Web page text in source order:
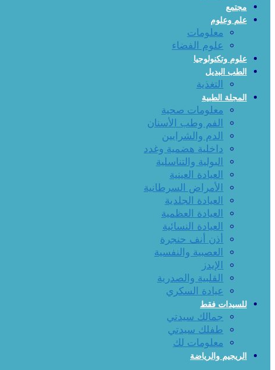
مجتمع
علم وعلوم
معلومات
علوم الفضاء
علوم وتكنولوجيا
الطب البديل
التغذية
المجلة الطبية
معلومات صحية
الفم وطب الأسنان
الدم والشرايين
داخلية هضمية وغدد
البولية والتناسلية
العيادة العينية
الأمراض السرطانية
العيادة الجلدية
العيادة العظمية
العيادة النسائية
أذن أنف حنجرة
العصبية والنفسية
الإيدز
القلبية والصدرية
عيادة السكري
للسيدات فقط
جمالك سيدتي
طفلك سيدتي
معلومات لك
الريجيم والرياضة